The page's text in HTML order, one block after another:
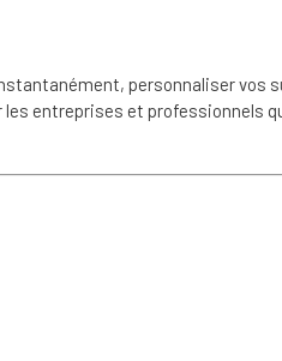
personnaliser vos
entreprises et professionnels